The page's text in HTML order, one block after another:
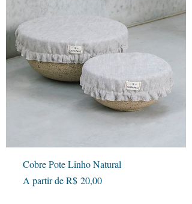
Cobre Pote Linho Natural
A partir deR$ 20,00
Preço promocional